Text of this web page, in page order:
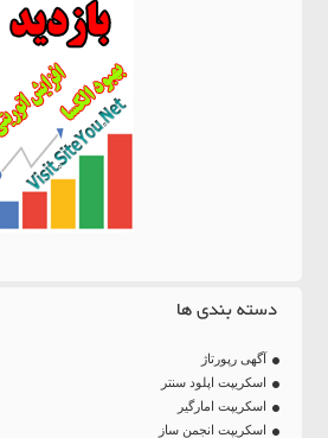
دسته بندی ها
آگهی رپورتاژ
اسکریپت اپلود سنتر
اسکریپت امارگیر
اسکریپت انجمن ساز